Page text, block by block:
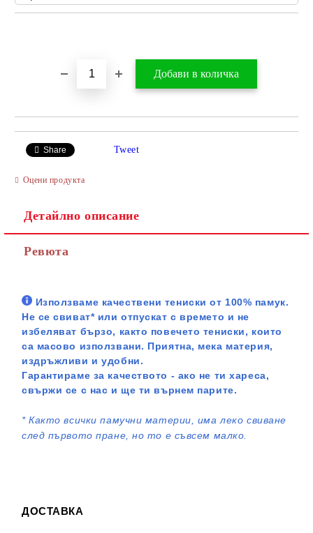
Share Tweet
Оцени продукта
Детайлно описание
Ревюта
Използваме качествени тениски от 100% памук.
Не се свиват* или отпускат с времето и не
избеляват бързо, както повечето тениски, които
са масово използвани. Приятна, мека материя,
издръжливи и удобни.
Гарантираме за качеството - ако не ти хареса,
свържи се с нас и ще ти върнем парите.
*Както всички памучни материи, има леко свиване
след първото пране, но то е съвсем малко.
ДОСТАВКА